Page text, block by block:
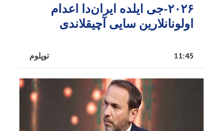
۲۰۲۶-جی ایلده ایران‌دا اعدام
اولونانلارین سایی آچیقلاندی
توپلوم 11:45